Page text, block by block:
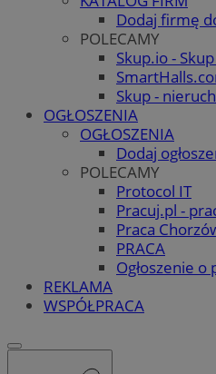
Dodaj firmę
POLECAMY
Skup.io -
Skup -
OGŁOSZENIA
OGŁOSZENIA
Dodaj
POLECAMY
Protocol IT
Pracuj.pl -
Praca
PRACA
Ogłoszenie o
REKLAMA
WSPÓŁPRACA